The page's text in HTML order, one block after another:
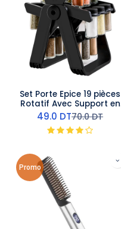
Set Porte Epice 19 pièces
Rotatif Avec Support en
Plastique Noir
49.0 DT70.0DT
Promo